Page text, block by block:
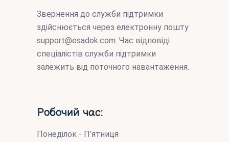
Звернення до служби підтримки
здійснюється через електронну пошту
support@esadok.com. Час відповіді
спеціалістів служби підтримки
залежить від поточного навантаження.
Робочий час:
Понеділок - П’ятниця